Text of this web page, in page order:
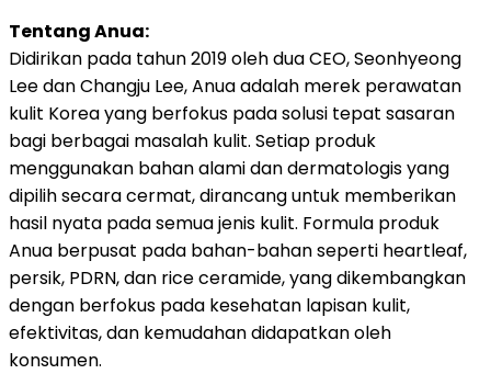
Tentang Anua:
Didirikan pada tahun 2019 oleh dua CEO, Seonhyeong
Lee dan Changju Lee, Anua adalah merek perawatan
kulit Korea yang berfokus pada solusi tepat sasaran
bagi berbagai masalah kulit. Setiap produk
menggunakan bahan alami dan dermatologis yang
dipilih secara cermat, dirancang untuk memberikan
hasil nyata pada semua jenis kulit. Formula produk
Anua berpusat pada bahan-bahan seperti heartleaf,
persik, PDRN, dan rice ceramide, yang dikembangkan
dengan berfokus pada kesehatan lapisan kulit,
efektivitas, dan kemudahan didapatkan oleh
konsumen.